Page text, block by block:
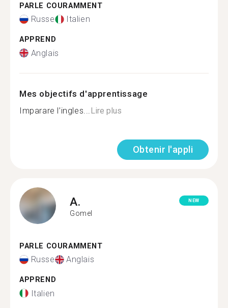
PARLE COURAMMENT
Russe Italien
APPREND
Anglais
Mes objectifs d'apprentissage
Imparare l’ingles... Lire plus
Obtenir l'appli
A.
Gomel
NEW
PARLE COURAMMENT
Russe Anglais
APPREND
Italien